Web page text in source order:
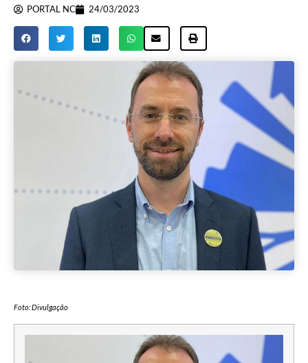
PORTAL NC 24/03/2023
Foto: Divulgação